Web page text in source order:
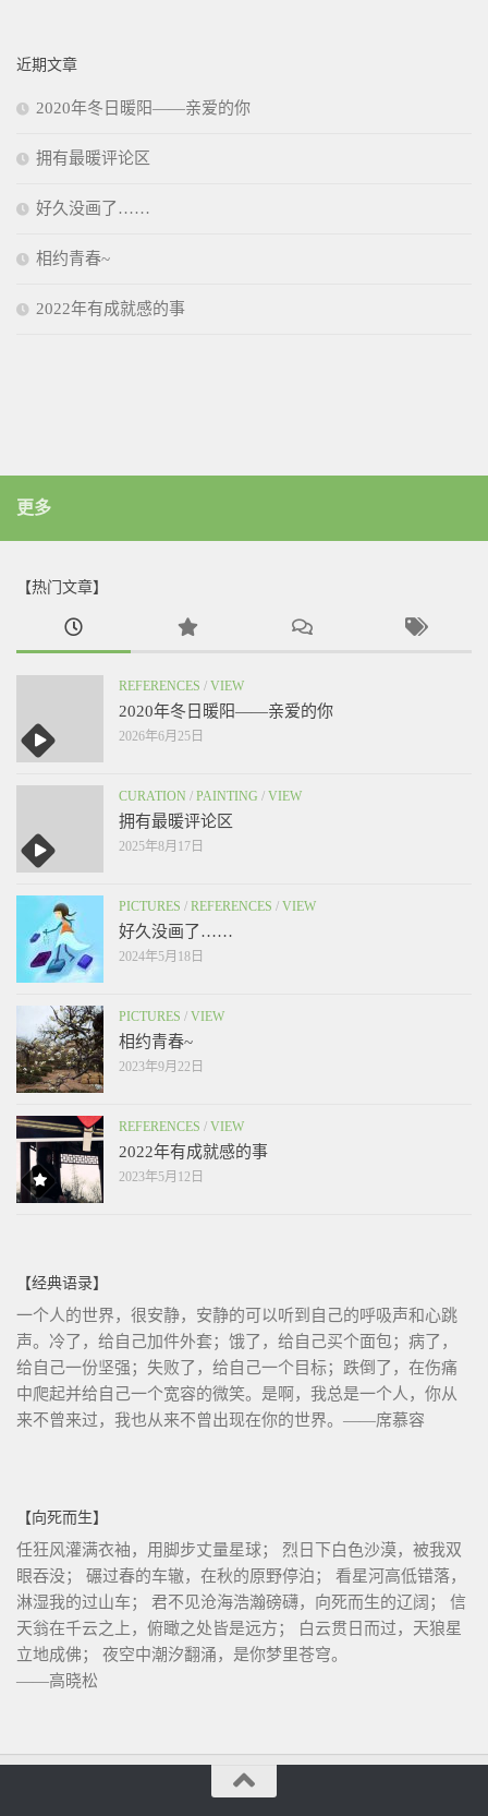
近期文章
2020年冬日暖阳——亲爱的你
拥有最暖评论区
好久没画了……
相约青春~
2022年有成就感的事
更多
【热门文章】
REFERENCES / VIEW
2020年冬日暖阳——亲爱的你
2026年6月25日
CURATION / PAINTING / VIEW
拥有最暖评论区
2025年8月17日
PICTURES / REFERENCES / VIEW
好久没画了……
2024年5月18日
PICTURES / VIEW
相约青春~
2023年9月22日
REFERENCES / VIEW
2022年有成就感的事
2023年5月12日
【经典语录】
一个人的世界，很安静，安静的可以听到自己的呼吸声和心跳
声。冷了，给自己加件外套；饿了，给自己买个面包；病了，
给自己一份坚强；失败了，给自己一个目标；跌倒了，在伤痛
中爬起并给自己一个宽容的微笑。是啊，我总是一个人，你从
来不曾来过，我也从来不曾出现在你的世界。——席慕容
【向死而生】
任狂风灌满衣袖，用脚步丈量星球； 烈日下白色沙漠，被我双
眼吞没； 碾过春的车辙，在秋的原野停泊； 看星河高低错落，
淋湿我的过山车； 君不见沧海浩瀚磅礴，向死而生的辽阔； 信
天翁在千云之上，俯瞰之处皆是远方； 白云贯日而过，天狼星
立地成佛； 夜空中潮汐翻涌，是你梦里苍穹。
——高晓松